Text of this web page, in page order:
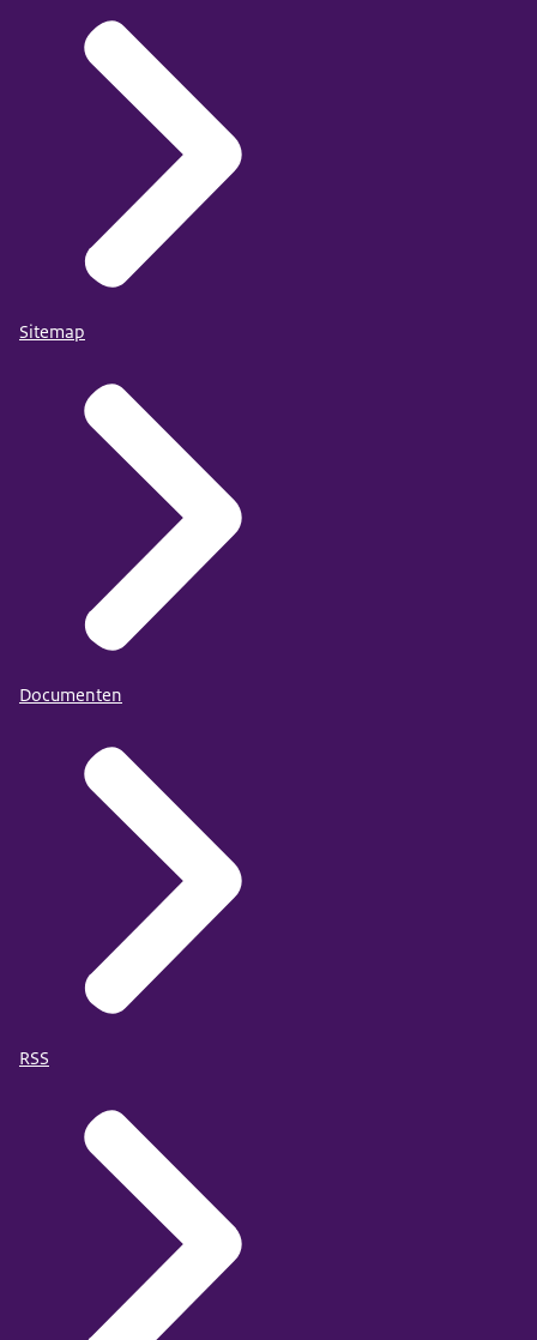
Sitemap
Documenten
RSS